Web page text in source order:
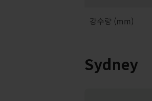
강수량 (mm)
Sydney